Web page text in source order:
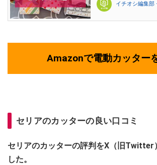
イチオシ編集部
Amazonで電動カッター
セリアのカッターの良い口コミ
セリアのカッターの評判をX（旧Twitter
した。